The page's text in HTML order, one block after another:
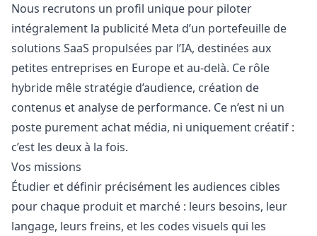
Nous recrutons un profil unique pour piloter
intégralement la publicité Meta d’un portefeuille de
solutions SaaS propulsées par l’IA, destinées aux
petites entreprises en Europe et au-delà. Ce rôle
hybride mêle stratégie d’audience, création de
contenus et analyse de performance. Ce n’est ni un
poste purement achat média, ni uniquement créatif :
c’est les deux à la fois.
Vos missions
Étudier et définir précisément les audiences cibles
pour chaque produit et marché : leurs besoins, leur
langage, leurs freins, et les codes visuels qui les